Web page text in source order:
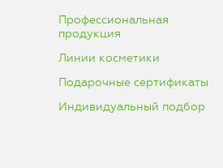
Профессиональная
продукция
Линии косметики
Подарочные сертификаты
Индивидуальный подбор